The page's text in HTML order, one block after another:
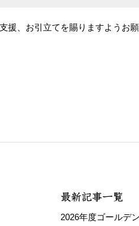
援、お引立てを賜りますようお願
最新記事一覧
2026年度ゴールデ